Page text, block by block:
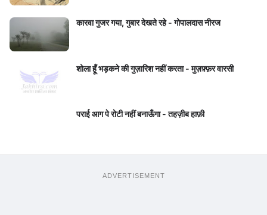
कारवा गुजर गया, गुबार देखते रहे - गोपालदास नीरज
शोला हूँ भड़कने की गुज़ारिश नहीं करता - मुज़फ़्फ़र वारसी
पराई आग पे रोटी नहीं बनाऊँगा - तहज़ीब हाफ़ी
ADVERTISEMENT